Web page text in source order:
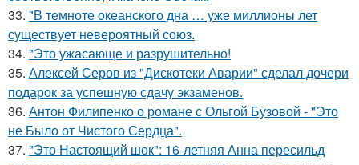
33. "В темноте океанского дна … уже миллионы лет
существует невероятный союз.
34. "Это ужасающе и разрушительно!
35. Алексей Серов из "Дискотеки Аварии" сделал дочери
подарок за успешную сдачу экзаменов.
36. Антон Филипенко о романе с Ольгой Бузовой - "Это
не Было от Чистого Сердца".
37. "Это Настоящий шок": 16-летняя Анна пересильд